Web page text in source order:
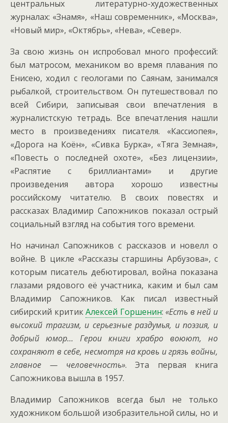
центральных литературно-художественных
журналах: «Знамя», «Наш современник», «Москва»,
«Новый мир», «Октябрь», «Нева», «Север».
За свою жизнь он испробовал много профессий:
был матросом, механиком во время плавания по
Енисею, ходил с геологами по Саянам, занимался
рыбалкой, строительством. Он путешествовал по
всей Сибири, записывая свои впечатления в
журналистскую тетрадь. Все впечатления нашли
место в произведениях писателя. «Кассиопея»,
«Дорога на Коён», «Сивка Бурка», «Тяга Земная»,
«Повесть о последней охоте», «Без лицензии»,
«Распятие с бриллиантами» и другие
произведения автора хорошо известны
российскому читателю. В своих повестях и
рассказах Владимир Сапожников показал острый
социальный взгляд на события того времени.
Но начинал Сапожников с рассказов и новелл о
войне. В цикле «Рассказы старшины Арбузова», с
которым писатель дебютировал, война показана
глазами рядового её участника, каким и был сам
Владимир Сапожников. Как писал известный
сибирский критикАлексей Горшенин:«Есть в ней и
высокий трагизм, и серьезные раздумья, и поэзия, и
добрый юмор… Герои книги храбро воюют, но
сохраняют в себе, несмотря на кровь и грязь войны,
главное — человечность». Эта первая книга
Сапожникова вышла в 1957.
Владимир Сапожников всегда был не только
художником большой изобразительной силы, но и